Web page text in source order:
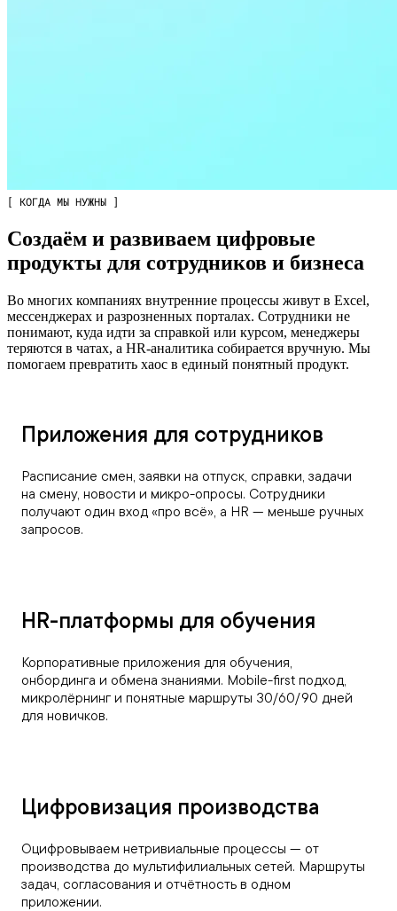
[ КОГДА МЫ НУЖНЫ ]
Создаём и развиваем цифровые
продукты для сотрудников и бизнеса
Во многих компаниях внутренние процессы живут в Excel,
мессенджерах и разрозненных порталах. Сотрудники не
понимают, куда идти за справкой или курсом, менеджеры
теряются в чатах, а HR-аналитика собирается вручную. Мы
помогаем превратить хаос в единый понятный продукт.
Приложения для сотрудников
Расписание смен, заявки на отпуск, справки, задачи
на смену, новости и микро-опросы. Сотрудники
получают один вход «про всё», а HR — меньше ручных
запросов.
HR-платформы для обучения
Корпоративные приложения для обучения,
онбординга и обмена знаниями. Mobile-first подход,
микролёрнинг и понятные маршруты 30/60/90 дней
для новичков.
Цифровизация производства
Оцифровываем нетривиальные процессы — от
производства до мультифилиальных сетей. Маршруты
задач, согласования и отчётность в одном
приложении.